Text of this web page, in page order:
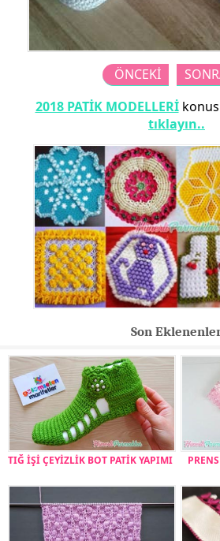
ÖNCEKİ
2018 PATİK MODELLERİ
tıklayın..
Son
TIĞ İŞİ ÇEYİZLİK BOT PATİK YAPIMI